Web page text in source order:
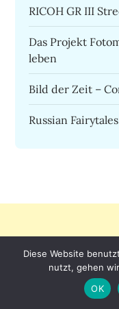
RICOH GR III
Das Projekt
leben
Bild der Zeit –
Russian
Seiten
Diese Website
nutzt, gehen
OK